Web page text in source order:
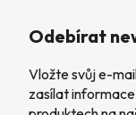
Odebírat
Vložte svůj e-
zasílat